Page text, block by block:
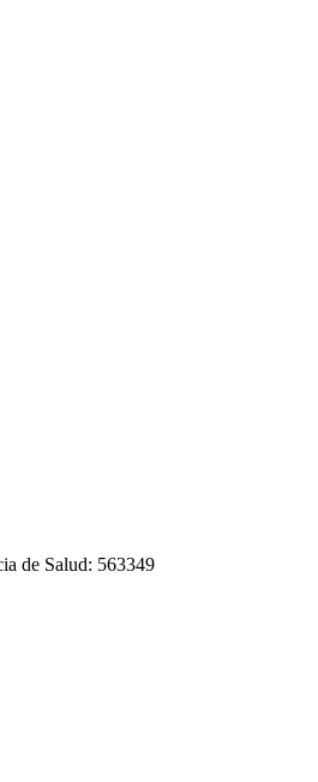
de Salud: 563349